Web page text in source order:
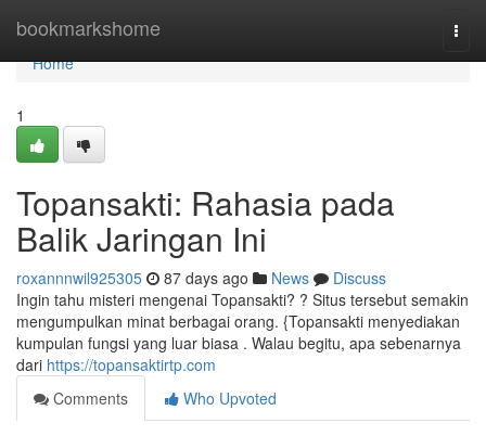
bookmarkshome
Home
Home
1
Topansakti: Rahasia pada
Balik Jaringan Ini
roxannnwil925305 87 days ago News
Discuss
Ingin tahu misteri mengenai Topansakti? ? Situs tersebut semakin
mengumpulkan minat berbagai orang. {Topansakti menyediakan
kumpulan fungsi yang luar biasa . Walau begitu, apa sebenarnya
dari https://topansaktirtp.com
Comments
Who Upvoted